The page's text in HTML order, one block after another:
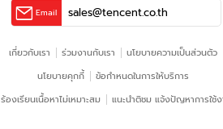
Email sales@tencent.co.th
เกี่ยวกับเรา ร่วมงานกับเรา
นโยบายความเป็นส่วนตัว
นโยบายคุกกี้
ข้อกําหนดในการให้บริการ
ร้องเรียนเนื้อหาไม่เหมาะสม
แนะนำติชม แจ้งปัญหาการใช้